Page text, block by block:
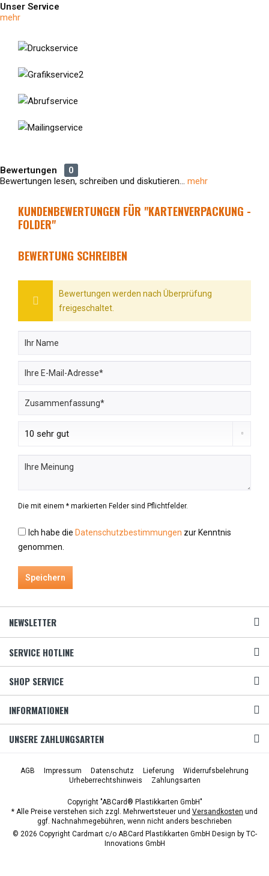
Unser Service
mehr
Bewertungen
0
Bewertungen lesen, schreiben und diskutieren... mehr
KUNDENBEWERTUNGEN FÜR "KARTENVERPACKUNG -
FOLDER"
BEWERTUNG SCHREIBEN
Bewertungen werden nach Überprüfung
freigeschaltet.
Die mit einem * markierten Felder sind Pflichtfelder.
Ich habe die Datenschutzbestimmungen zur Kenntnis
genommen.
Speichern
NEWSLETTER
SERVICE HOTLINE
SHOP SERVICE
INFORMATIONEN
UNSERE ZAHLUNGSARTEN
AGB Impressum Datenschutz Lieferung
Widerrufsbelehrung
Urheberrechtshinweis
Zahlungsarten
Copyright "ABCard® Plastikkarten GmbH"
* Alle Preise verstehen sich zzgl. Mehrwertsteuer und Versandkosten und
ggf. Nachnahmegebühren, wenn nicht anders beschrieben
© 2026 Copyright Cardmart c/o ABCard Plastikkarten GmbH Design by TC-
Innovations GmbH